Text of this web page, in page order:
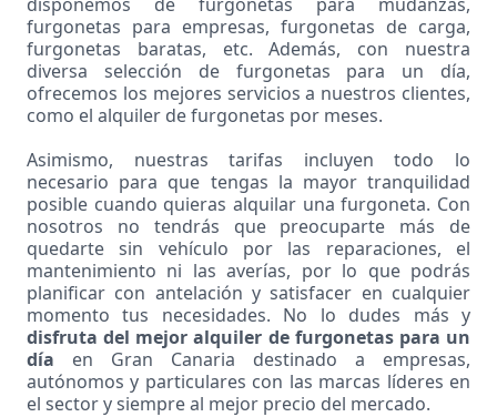
furgonetas para empresas, furgonetas de carga,
furgonetas baratas, etc. Además, con nuestra
diversa selección de furgonetas para un día,
ofrecemos los mejores servicios a nuestros clientes,
como el alquiler de furgonetas por meses.
Asimismo, nuestras tarifas incluyen todo lo
necesario para que tengas la mayor tranquilidad
posible cuando quieras alquilar una furgoneta. Con
nosotros no tendrás que preocuparte más de
quedarte sin vehículo por las reparaciones, el
mantenimiento ni las averías, por lo que podrás
planificar con antelación y satisfacer en cualquier
momento tus necesidades. No lo dudes más y
disfruta del mejor alquiler de furgonetas para un
día en Gran Canaria destinado a empresas,
autónomos y particulares con las marcas líderes en
el sector y siempre al mejor precio del mercado.